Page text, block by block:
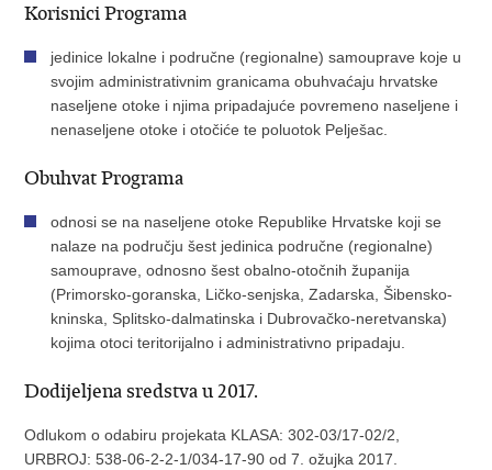
Korisnici Programa
jedinice lokalne i područne (regionalne) samouprave koje u
svojim administrativnim granicama obuhvaćaju hrvatske
naseljene otoke i njima pripadajuće povremeno naseljene i
nenaseljene otoke i otočiće te poluotok Pelješac.
Obuhvat Programa
odnosi se na naseljene otoke Republike Hrvatske koji se
nalaze na području šest jedinica područne (regionalne)
samouprave, odnosno šest obalno-otočnih županija
(Primorsko-goranska, Ličko-senjska, Zadarska, Šibensko-
kninska, Splitsko-dalmatinska i Dubrovačko-neretvanska)
kojima otoci teritorijalno i administrativno pripadaju.
Dodijeljena sredstva u 2017.
Odlukom o odabiru projekata KLASA: 302-03/17-02/2,
URBROJ: 538-06-2-2-1/034-17-90 od 7. ožujka 2017.